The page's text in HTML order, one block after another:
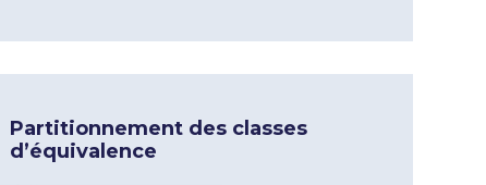
Partitionnement des classes
d’équivalence